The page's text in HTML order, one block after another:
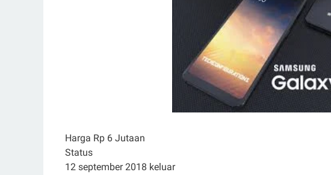
Harga Rp 6 Jutaan
Status
12 september 2018 keluar